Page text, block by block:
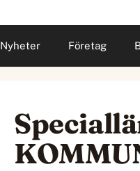
Nyheter Företag